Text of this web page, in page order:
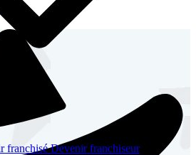
franchiséDevenir franchiseur